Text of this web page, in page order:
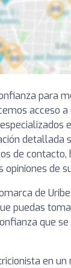
para
acceso a
especializados
detallada
de contacto,
de
de
puedas
que
en